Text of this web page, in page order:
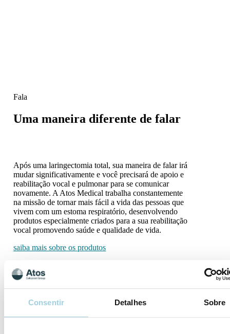
Consentir Detalhes Sobre
Fala
Uma maneira diferente de falar
Após uma laringectomia total, sua maneira de falar irá
mudar significativamente e você precisará de apoio e
reabilitação vocal e pulmonar para se comunicar
novamente. A Atos Medical trabalha constantemente
na missão de tornar mais fácil a vida das pessoas que
vivem com um estoma respiratório, desenvolvendo
produtos especialmente criados para a sua reabilitação
vocal promovendo saúde e qualidade de vida.
saiba mais sobre os produtos